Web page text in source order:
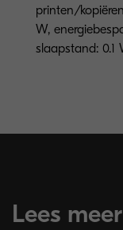
printen/
W,
slaapstand: 0.1
Lees